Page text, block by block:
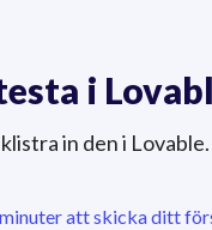
i
in den i
att skicka ditt